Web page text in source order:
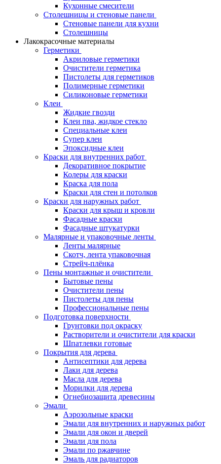
Кухонные смесители
Столешницы и стеновые панели
Стеновые панели для кухни
Столешницы
Лакокрасочные материалы
Герметики
Акриловые герметики
Очистители герметика
Пистолеты для герметиков
Полимерные герметики
Силиконовые герметики
Клеи
Жидкие гвозди
Клеи пва, жидкое стекло
Специальные клеи
Супер клеи
Эпоксидные клеи
Краски для внутренних работ
Декоративное покрытие
Колеры для краски
Краска для пола
Краски для стен и потолков
Краски для наружных работ
Краски для крыш и кровли
Фасадные краски
Фасадные штукатурки
Малярные и упаковочные ленты
Ленты малярные
Скотч, лента упаковочная
Стрейч-плёнка
Пены монтажные и очистители
Бытовые пены
Очистители пены
Пистолеты для пены
Профессиональные пены
Подготовка поверхности
Грунтовки под окраску
Растворители и очистители для краски
Шпатлевки готовые
Покрытия для дерева
Антисептики для дерева
Лаки для дерева
Масла для дерева
Морилки для дерева
Огнебиозащита древесины
Эмали
Аэрозольные краски
Эмали для внутренних и наружных работ
Эмали для окон и дверей
Эмали для пола
Эмали по ржавчине
Эмаль для радиаторов